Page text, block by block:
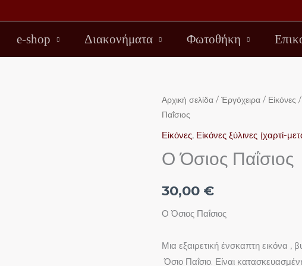
e-shop Διακονήματα Φωτοθήκη
Αρχική σελίδα / Ἐργόχειρα / Εἰκόνες /
Παΐσιος
Εἰκόνες, Εἰκόνες ξύλινες (χαρτί-
Ο Όσιος Παΐσιος
30,00 €
Ο Όσιος Παΐσιος
Μια εξαιρετική ένσκαπτη εικόνα ,
Όσιο Παΐσιο. Είναι
Ο
Όσιος
Παΐσιος